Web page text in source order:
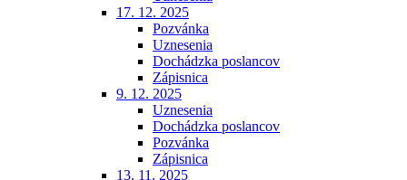
17. 12. 2025
Pozvánka
Uznesenia
Dochádzka poslancov
Zápisnica
9. 12. 2025
Uznesenia
Dochádzka poslancov
Pozvánka
Zápisnica
13. 11. 2025